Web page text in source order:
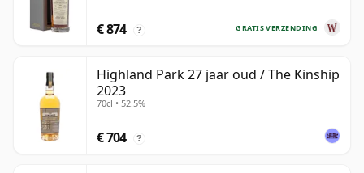
GRATIS VERZENDING
€ 874 ?
Highland Park 27 jaar oud / The Kinship
2023
70cl • 52.5%
€ 704 ?